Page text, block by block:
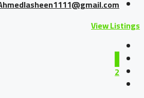
View Listings
2